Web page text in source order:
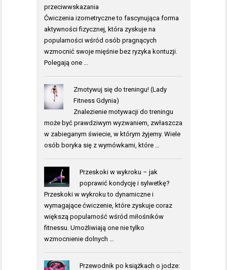
przeciwwskazania
Ćwiczenia izometryczne to fascynująca forma
aktywności fizycznej, która zyskuje na
popularności wśród osób pragnących
wzmocnić swoje mięśnie bez ryzyka kontuzji.
Polegają one …
Zmotywuj się do treningu! (Lady
Fitness Gdynia)
Znalezienie motywacji do treningu
może być prawdziwym wyzwaniem, zwłaszcza
w zabieganym świecie, w którym żyjemy. Wiele
osób boryka się z wymówkami, które …
Przeskoki w wykroku – jak
poprawić kondycję i sylwetkę?
Przeskoki w wykroku to dynamiczne i
wymagające ćwiczenie, które zyskuje coraz
większą popularność wśród miłośników
fitnessu. Umożliwiają one nie tylko
wzmocnienie dolnych …
Przewodnik po książkach o jodze: